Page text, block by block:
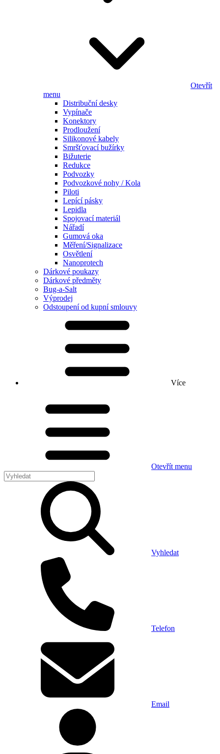
Otevřít
menu
Distribuční desky
Vypínače
Konektory
Prodloužení
Silikonové kabely
Smršťovací bužírky
Bižuterie
Redukce
Podvozky
Podvozkové nohy / Kola
Piloti
Lepící pásky
Lepidla
Spojovací materiál
Nářadí
Gumová oka
Měření/Signalizace
Osvětlení
Nanoprotech
Dárkové poukazy
Dárkové předměty
Bug-a-Salt
Výprodej
Odstoupení od kupní smlouvy
Více
Otevřít menu
Vyhledat
Telefon
Email